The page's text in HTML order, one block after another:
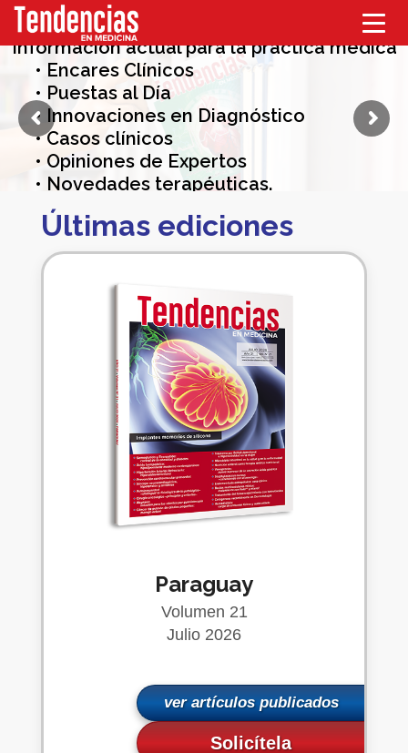
Información actual para la práctica médica
• Encares Clínicos
• Puestas al Día
• Innovaciones en Diagnóstico
• Casos clínicos
• Opiniones de Expertos
• Novedades terapéuticas.
Últimas ediciones
Paraguay
Volumen 21
Julio 2026
ver artículos publicados
Solicítela